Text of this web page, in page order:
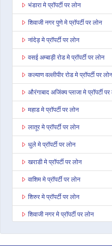
भंडारा मे प्रॉपर्टी पर लोन
शिवाजी नगर पुणे मे प्रॉपर्टी पर लोन
नांदेड़ मे प्रॉपर्टी पर लोन
वसई अम्बाड़ी रोड मे प्रॉपर्टी पर लोन
कल्याण वल्लीपीर रोड मे प्रॉपर्टी पर लोन
औरंगाबाद अजिंक्य प्लाजा मे प्रॉपर्टी
महाड मे प्रॉपर्टी पर लोन
लातूर मे प्रॉपर्टी पर लोन
धुले मे प्रॉपर्टी पर लोन
खराडी मे प्रॉपर्टी पर लोन
वाशिम मे प्रॉपर्टी पर लोन
शिरुर मे प्रॉपर्टी पर लोन
शिवाजी नगर मे प्रॉपर्टी पर लोन